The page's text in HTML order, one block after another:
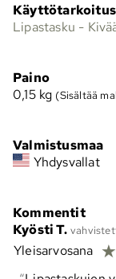
Käyttötarkoitus
Lipastasku -
Paino
0,15 kg (Sisältää
Valmistusmaa
Yhdysvallat
Kommentit
Kyösti T.
Yleisarvosana ☆